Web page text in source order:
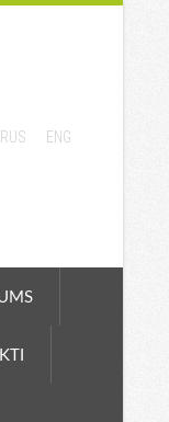
RUS ENG